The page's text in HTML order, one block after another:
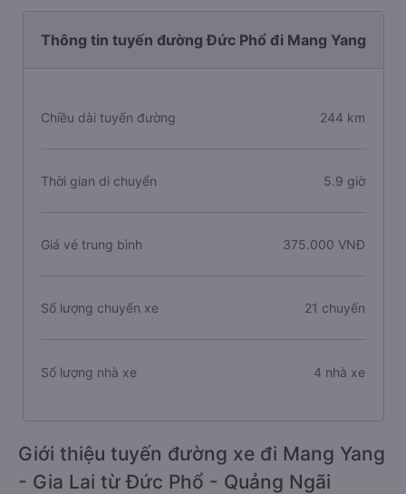
Thông tin tuyến đường Đức Phổ đi Mang Yang
Chiều dài tuyến đường 244 km
Thời gian di chuyển 5.9 giờ
Giá vé trung bình 375.000 VNĐ
Số lượng chuyến xe 21 chuyến
Số lượng nhà xe 4 nhà xe
Giới thiệu tuyến đường xe đi Mang Yang
- Gia Lai từ Đức Phổ - Quảng Ngãi